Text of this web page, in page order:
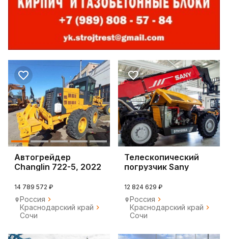
Автогрейдер
Changlin 722-5, 2022
14 789 572 ₽
Россия
Краснодарский край
Сочи
Телескопический
погрузчик Sany
12 824 629 ₽
Россия
Краснодарский край
Сочи